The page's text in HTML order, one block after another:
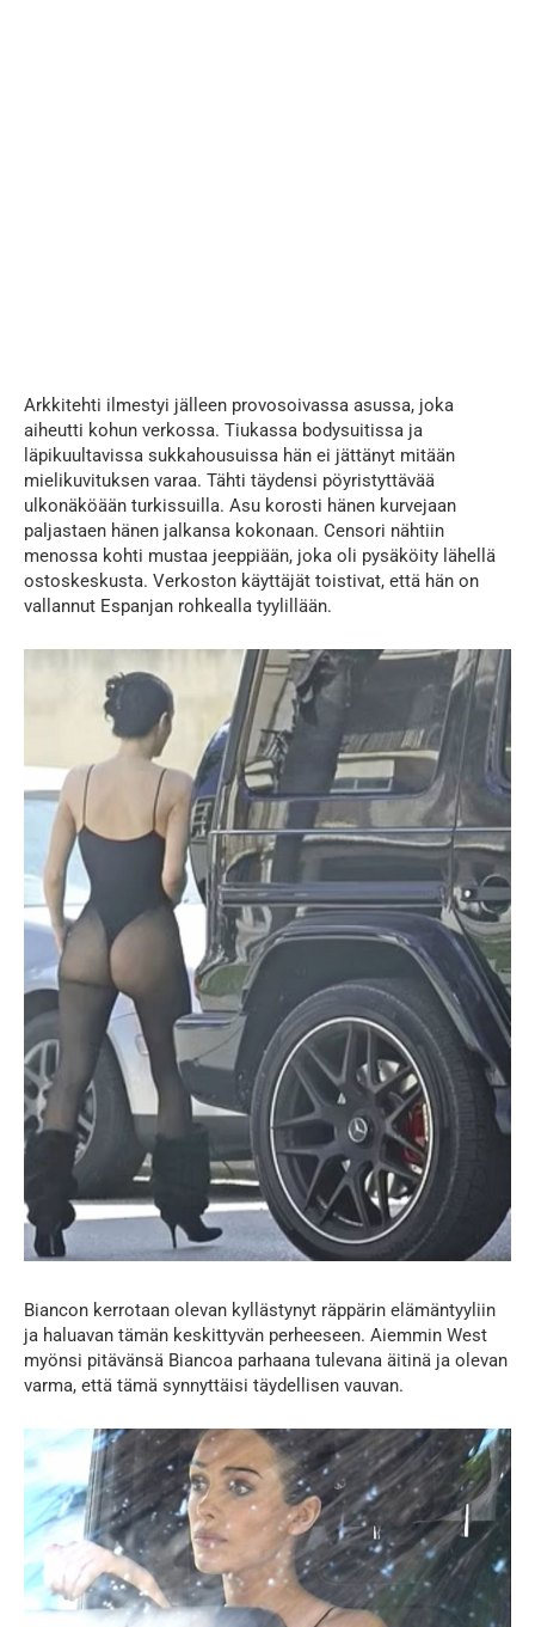
Arkkitehti ilmestyi jälleen provosoivassa asussa, joka
aiheutti kohun verkossa. Tiukassa bodysuitissa ja
läpikuultavissa sukkahousuissa hän ei jättänyt mitään
mielikuvituksen varaa. Tähti täydensi pöyristyttävää
ulkonäköään turkissuilla. Asu korosti hänen kurvejaan
paljastaen hänen jalkansa kokonaan. Censori nähtiin
menossa kohti mustaa jeeppiään, joka oli pysäköity lähellä
ostoskeskusta. Verkoston käyttäjät toistivat, että hän on
vallannut Espanjan rohkealla tyylillään.
Biancon kerrotaan olevan kyllästynyt räppärin elämäntyyliin
ja haluavan tämän keskittyvän perheeseen. Aiemmin West
myönsi pitävänsä Biancoa parhaana tulevana äitinä ja olevan
varma, että tämä synnyttäisi täydellisen vauvan.